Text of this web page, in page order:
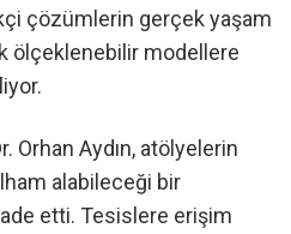
çözümlerin gerçek yaşam
ölçeklenebilir modellere
Orhan Aydın, atölyelerin
alabileceği bir
etti. Tesislere erişim